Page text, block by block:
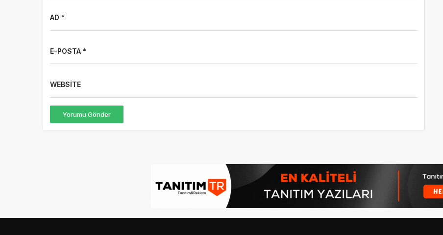
AD *
E-POSTA *
WEBSITE
Yorumu Gönder